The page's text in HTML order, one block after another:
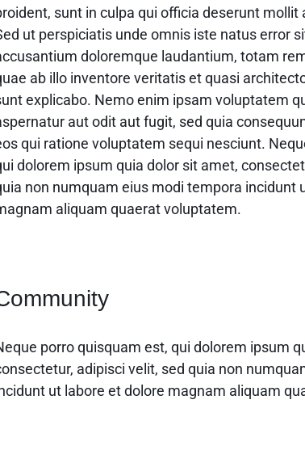
sunt in culpa qui officia deserunt mollit
ut perspiciatis unde omnis iste natus error
doloremque laudantium, totam
ab illo inventore veritatis et quasi
explicabo. Nemo enim ipsam voluptatem
aut odit aut fugit, sed quia
qui ratione voluptatem sequi nesciunt.
dolorem ipsum quia dolor sit amet,
non numquam eius modi tempora incidunt
aliquam quaerat voluptatem.
porro quisquam est, qui dolorem ipsum
adipisci velit, sed quia non
ut labore et dolore magnam aliquam